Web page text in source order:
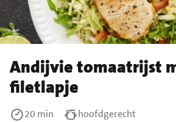
Andijvie tomaatrijst
filetlapje
20 min
hoofdgerecht